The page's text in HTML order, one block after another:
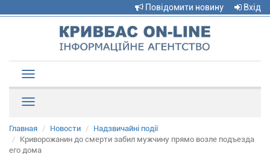
Повідомити новину Вхід
navigation
Главная Новости
Надзвичайні події
Криворожанин до смерти забил мужчину прямо возле подъезда
его дома